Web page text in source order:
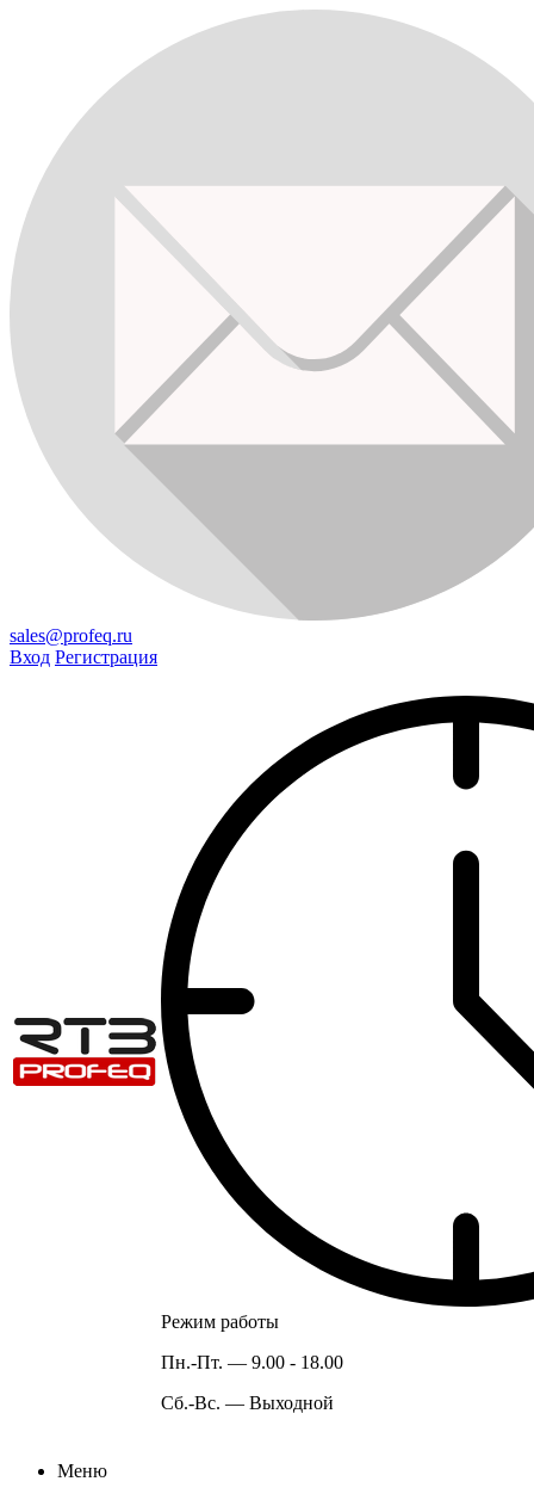
sales@profeq.ru
Вход Регистрация
Режим работы
Пн.-Пт. — 9.00 - 18.00
Сб.-Вс. — Выходной
Меню